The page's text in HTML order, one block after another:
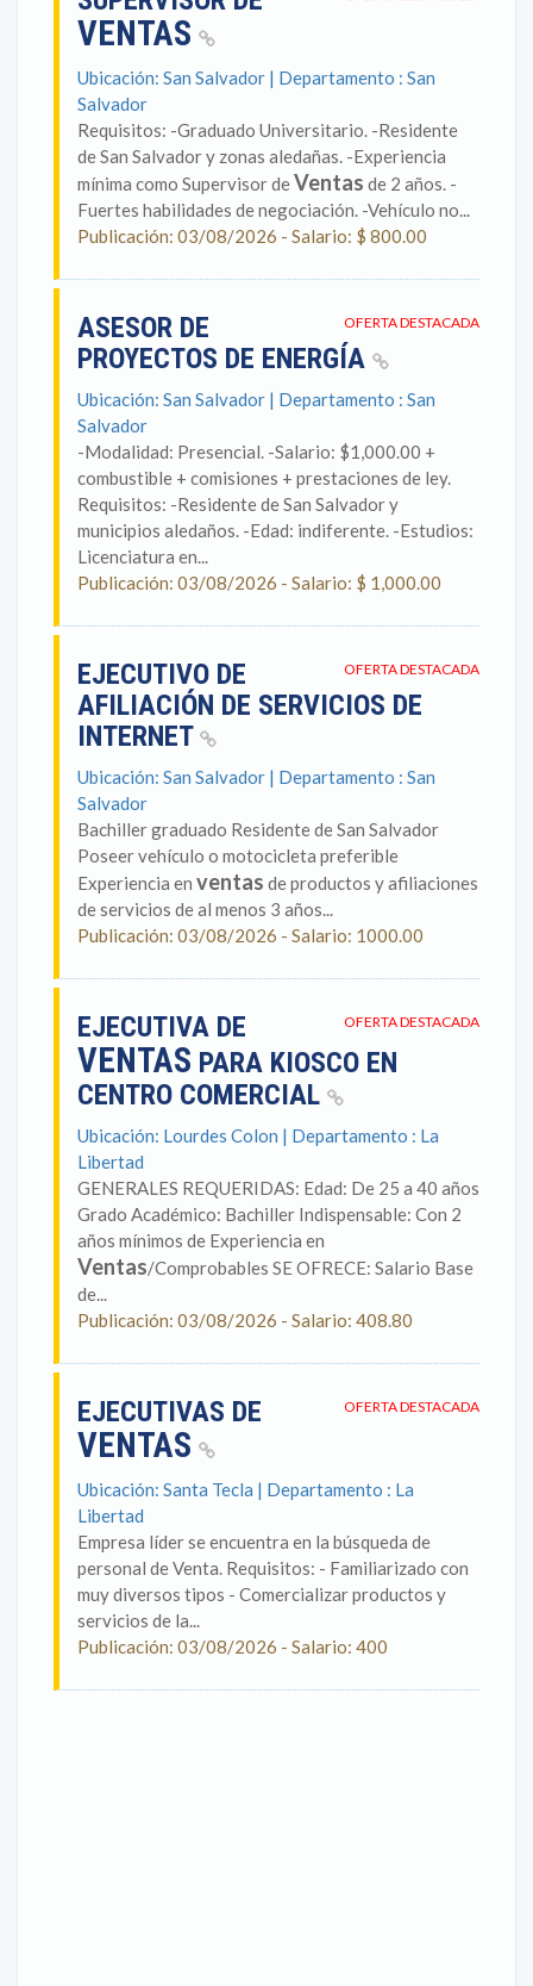
VENTAS
Ubicación: San Salvador | Departamento : San
Salvador
Requisitos: -Graduado Universitario. -Residente
de San Salvador y zonas aledañas. -Experiencia
mínima como Supervisor deVentas de 2 años. -
Fuertes habilidades de negociación. -Vehículo no...
Publicación: 03/08/2026 - Salario: $ 800.00
OFERTA DESTACADA
ASESOR DE
PROYECTOS DE ENERGÍA
Ubicación: San Salvador | Departamento : San
Salvador
-Modalidad: Presencial. -Salario: $1,000.00 +
combustible + comisiones + prestaciones de ley.
Requisitos: -Residente de San Salvador y
municipios aledaños. -Edad: indiferente. -Estudios:
Licenciatura en...
Publicación: 03/08/2026 - Salario: $ 1,000.00
OFERTA DESTACADA
EJECUTIVO DE
AFILIACIÓN DE SERVICIOS DE
INTERNET
Ubicación: San Salvador | Departamento : San
Salvador
Bachiller graduado Residente de San Salvador
Poseer vehículo o motocicleta preferible
Experiencia en ventas de productos y afiliaciones
de servicios de al menos 3 años...
Publicación: 03/08/2026 - Salario: 1000.00
OFERTA DESTACADA
EJECUTIVA DE
VENTAS PARA KIOSCO EN
CENTRO COMERCIAL
Ubicación: Lourdes Colon | Departamento : La
Libertad
GENERALES REQUERIDAS: Edad: De 25 a 40 años
Grado Académico: Bachiller Indispensable: Con 2
años mínimos de Experiencia en
Ventas/Comprobables SE OFRECE: Salario Base
de...
Publicación: 03/08/2026 - Salario: 408.80
OFERTA DESTACADA
EJECUTIVAS DE
VENTAS
Ubicación: Santa Tecla | Departamento : La
Libertad
Empresa líder se encuentra en la búsqueda de
personal de Venta. Requisitos: - Familiarizado con
muy diversos tipos - Comercializar productos y
servicios de la...
Publicación: 03/08/2026 - Salario: 400